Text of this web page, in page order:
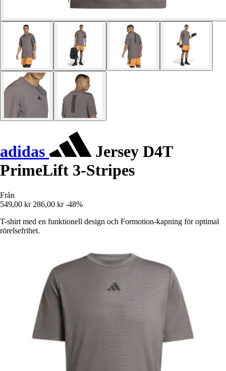
adidas
Jersey D4T
PrimeLift 3-Stripes
Från
549,00 kr 286,00 kr -48%
T-shirt med en funktionell design och Formotion-kapning för optimal
rörelsefrihet.